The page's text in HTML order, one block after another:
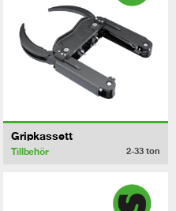
Gripkassett
Tillbehör 2-33 ton